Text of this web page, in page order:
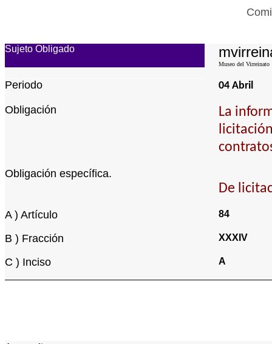
Sujeto Obligado
Museo del Virreinato
Periodo 04 Abril
Obligación
La
Obligación específica.
De
A ) Artículo 84
B ) Fracción XXXIV
C ) Inciso A